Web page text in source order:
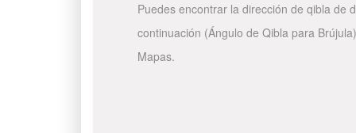
Puedes encontrar la dirección de qibla de
continuación (Ángulo de Qibla para
Mapas.